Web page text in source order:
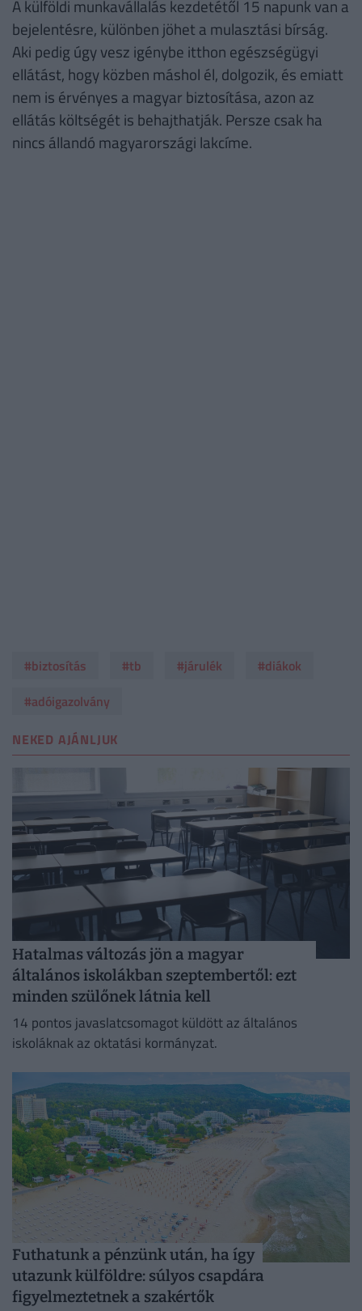
A külföldi munkavállalás kezdetétől 15 napunk van a
bejelentésre, különben jöhet a mulasztási bírság.
Aki pedig úgy vesz igénybe itthon egészségügyi
ellátást, hogy közben máshol él, dolgozik, és emiatt
nem is érvényes a magyar biztosítása, azon az
ellátás költségét is behajthatják. Persze csak ha
nincs állandó magyarországi lakcíme.
#biztosítás #tb #járulék
#diákok
#adóigazolvány
NEKED AJÁNLJUK
Hatalmas változás jön a magyar
általános iskolákban szeptembertől: ezt
minden szülőnek látnia kell
14 pontos javaslatcsomagot küldött az általános
iskoláknak az oktatási kormányzat.
Futhatunk a pénzünk után, ha így
utazunk külföldre: súlyos csapdára
figyelmeztetnek a szakértők